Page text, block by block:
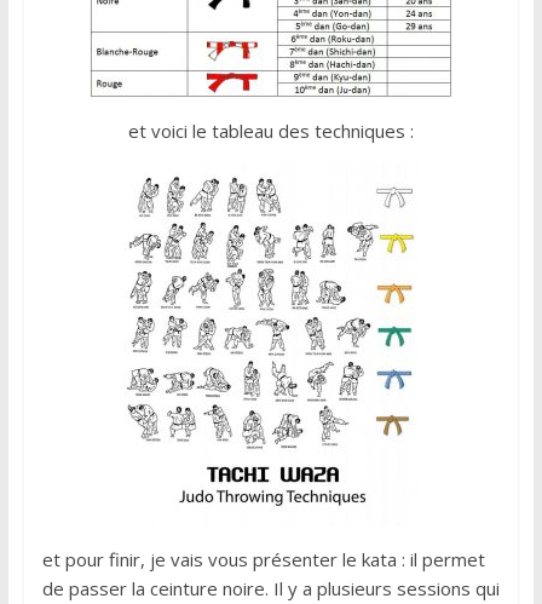
et voici le tableau des techniques :
et pour finir, je vais vous présenter le kata : il permet
de passer la ceinture noire. Il y a plusieurs sessions qui